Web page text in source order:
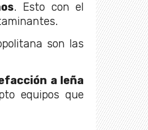
. Esto con el
son las
a leña
equipos que